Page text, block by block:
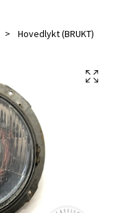
Hovedlykt (BRUKT)